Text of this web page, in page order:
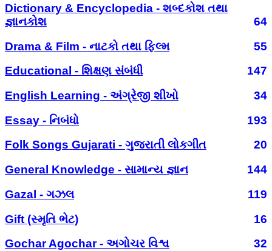
Dictionary & Encyclopedia - શબ્દકોશ તથા
જ્ઞાનકોશ
64
Drama & Film - નાટકો તથા ફિલ્મ
55
Educational - શિક્ષણ સંબંધી
147
English Learning - અંગ્રેજી શીખો
34
Essay - નિબંધો
193
Folk Songs Gujarati - ગુજરાતી લોકગીત
20
General Knowledge - સામાન્ય જ્ઞાન
144
Gazal - ગઝલ
119
Gift (સ્મૃતિ ભેટ)
16
Gochar Agochar - અગોચર વિશ્વ
32